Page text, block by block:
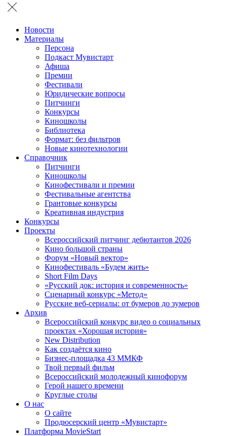
Новости
Материалы
Персона
Подкаст Мувистарт
Афиша
Премии
Фестивали
Юридические вопросы
Питчинги
Конкурсы
Киношколы
Библиотека
Формат: без фильтров
Новые кинотехнологии
Справочник
Питчинги
Киношколы
Кинофестивали и премии
Фестивальные агентства
Грантовые конкурсы
Креативная индустрия
Конкурсы
Проекты
Всероссийский питчинг дебютантов 2026
Кино большой страны
Форум «Новый вектор»
Кинофестиваль «Будем жить»
Short Film Days
«Русский док: история и современность»
Сценарный конкурс «Метод»
Русские веб-сериалы: от бумеров до зумеров
Архив
Всероссийский конкурс видео о социальных
проектах «Хорошая история»
New Distribution
Как создаётся кино
Бизнес-площадка 43 ММКФ
Твой первый фильм
Всероссийский молодежный кинофорум
Герой нашего времени
Круглые столы
О нас
О сайте
Продюсерский центр «Мувистарт»
Платформа MovieStart